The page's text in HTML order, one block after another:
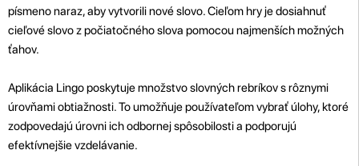
písmeno naraz, aby vytvorili nové slovo. Cieľom hry je dosiahnuť
cieľové slovo z počiatočného slova pomocou najmenších možných
ťahov.
Aplikácia Lingo poskytuje množstvo slovných rebríkov s rôznymi
úrovňami obtiažnosti. To umožňuje používateľom vybrať úlohy, ktoré
zodpovedajú úrovni ich odbornej spôsobilosti a podporujú
efektívnejšie vzdelávanie.